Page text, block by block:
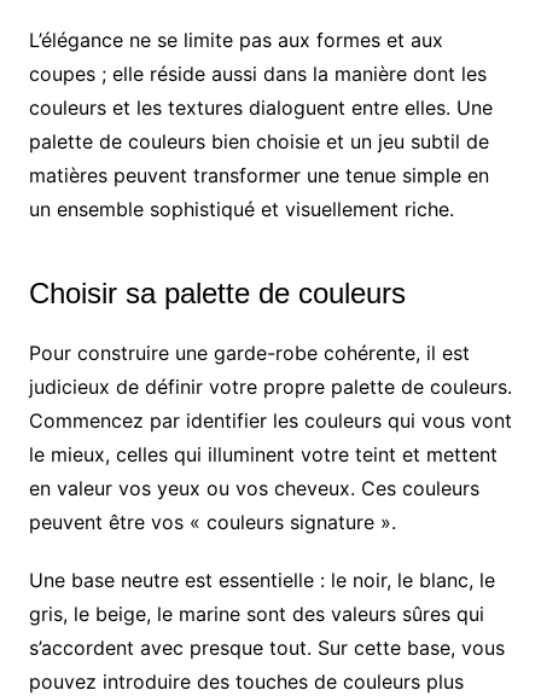
L’élégance ne se limite pas aux formes et aux
coupes ; elle réside aussi dans la manière dont les
couleurs et les textures dialoguent entre elles. Une
palette de couleurs bien choisie et un jeu subtil de
matières peuvent transformer une tenue simple en
un ensemble sophistiqué et visuellement riche.
Choisir sa palette de couleurs
Pour construire une garde-robe cohérente, il est
judicieux de définir votre propre palette de couleurs.
Commencez par identifier les couleurs qui vous vont
le mieux, celles qui illuminent votre teint et mettent
en valeur vos yeux ou vos cheveux. Ces couleurs
peuvent être vos « couleurs signature ».
Une base neutre est essentielle : le noir, le blanc, le
gris, le beige, le marine sont des valeurs sûres qui
s’accordent avec presque tout. Sur cette base, vous
pouvez introduire des touches de couleurs plus